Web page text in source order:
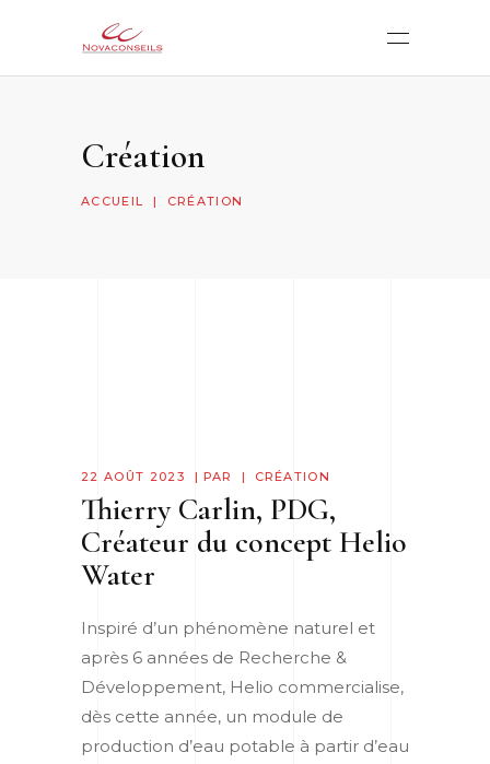
Création
ACCUEIL | CRÉATION
22 AOÛT 2023 PAR CRÉATION
Thierry Carlin, PDG,
Créateur du concept Helio
Water
Inspiré d’un phénomène naturel et
après 6 années de Recherche &
Développement, Helio commercialise,
dès cette année, un module de
production d’eau potable à partir d’eau